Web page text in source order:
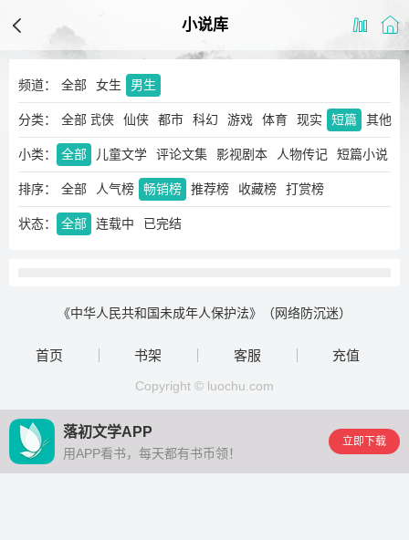
小说库
频道： 全部 女生 男生
分类： 全部
玄幻 奇幻 武侠 仙侠 都市 科幻 游戏 体育 现实 短篇 其他
小类： 全部 儿童文学 评论文集 影视剧本 人物传记 短篇小说
排序： 全部 人气榜 畅销榜 推荐榜 收藏榜 打赏榜
状态： 全部 连载中 已完结
《中华人民共和国未成年人保护法》（网络防沉迷）
首页 书架 客服 充值
Copyright © luochu.com
落初文学APP
用APP看书，每天都有书币领！
立即下载